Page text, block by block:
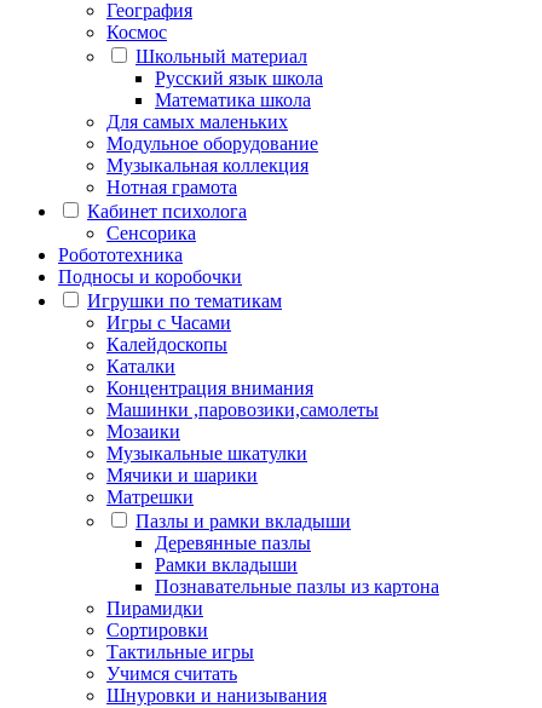
География
Космос
Школьный материал
Русский язык школа
Математика школа
Для самых маленьких
Модульное оборудование
Музыкальная коллекция
Нотная грамота
Кабинет психолога
Сенсорика
Робототехника
Подносы и коробочки
Игрушки по тематикам
Игры с Часами
Калейдоскопы
Каталки
Концентрация внимания
Машинки ,паровозики,самолеты
Мозаики
Музыкальные шкатулки
Мячики и шарики
Матрешки
Пазлы и рамки вкладыши
Деревянные пазлы
Рамки вкладыши
Познавательные пазлы из картона
Пирамидки
Сортировки
Тактильные игры
Учимся считать
Шнуровки и нанизывания